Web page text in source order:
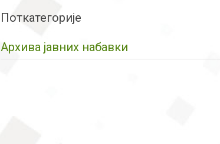
Поткатегорије
Архива јавних набавки